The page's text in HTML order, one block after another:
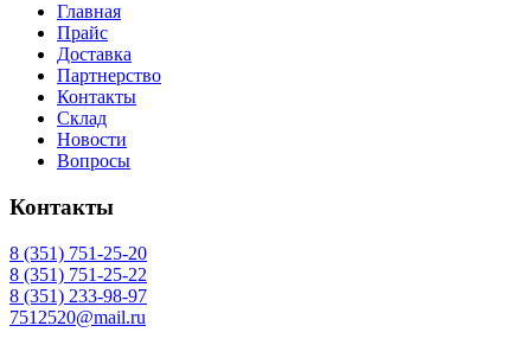
Главная
Прайс
Доставка
Партнерство
Контакты
Склад
Новости
Вопросы
Контакты
8 (351) 751-25-20
8 (351) 751-25-22
8 (351) 233-98-97
7512520@mail.ru